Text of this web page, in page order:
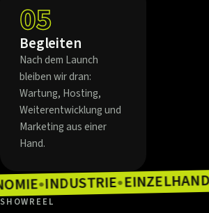
05
Begleiten
Nach dem Launch
bleiben wir dran:
Wartung, Hosting,
Weiterentwicklung und
Marketing aus einer
Hand.
●INDUSTRIE●
SHOWREEL